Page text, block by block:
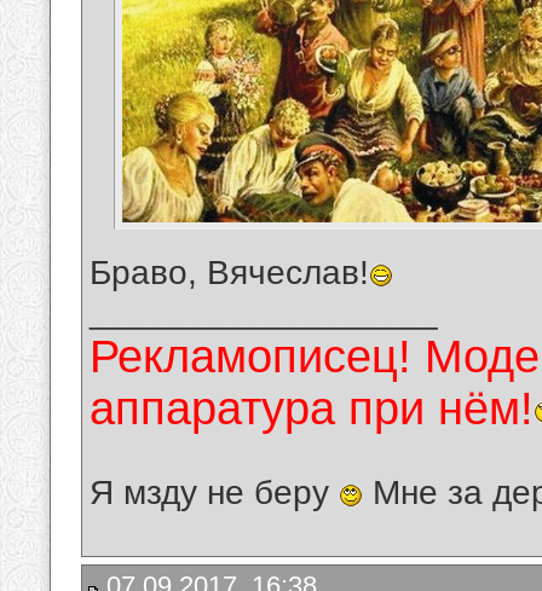
Браво, Вячеслав!
Рекламописец!
аппаратура при нём!
Я мзду не беру Мне за